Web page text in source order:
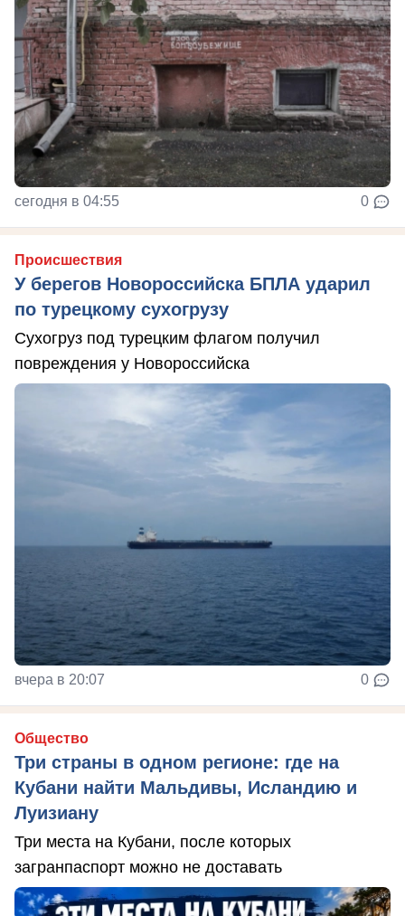
сегодня в 04:55 0
Происшествия
У берегов Новороссийска БПЛА ударил
по турецкому сухогрузу
Сухогруз под турецким флагом получил
повреждения у Новороссийска
вчера в 20:07 0
Общество
Три страны в одном регионе: где на
Кубани найти Мальдивы, Исландию и
Луизиану
Три места на Кубани, после которых
загранпаспорт можно не доставать